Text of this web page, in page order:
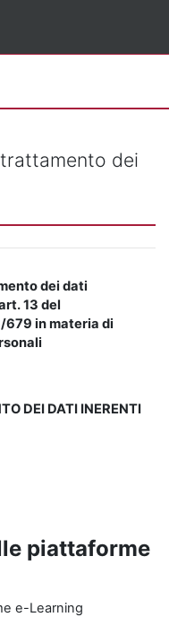
dei
dei dati
13 del
679 in materia di
DEI DATI INERENTI
piattaforme
e-Learning